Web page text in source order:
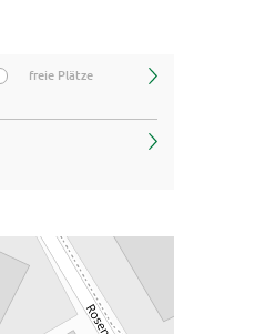
freie Plätze